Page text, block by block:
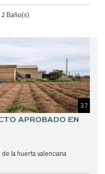
2 Baño(s)
37
APROBADO EN
la huerta valenciana